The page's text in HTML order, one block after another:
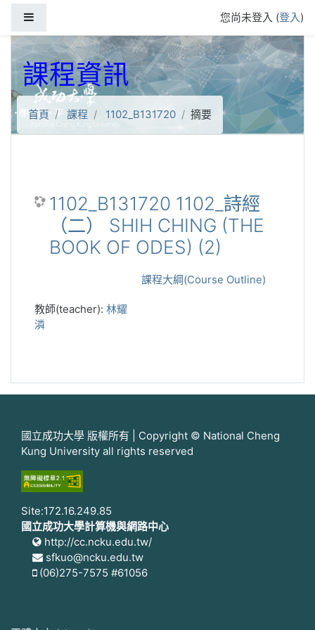
您尚未登入 (登入)
課程資訊
首頁 課程 1102_B131720 摘要
1102_B131720 1102_詩經
（二） SHIH CHING (THE
BOOK OF ODES) (2)
課程大綱(Course Outline)
教師(teacher): 林耀
潾
國立成功大學 版權所有 | Copyright © National Cheng
Kung University all rights reserved
Site:172.16.249.85
國立成功大學計算機與網路中心
http://cc.ncku.edu.tw/
sfkuo@ncku.edu.tw
(06)275-7575 #61056